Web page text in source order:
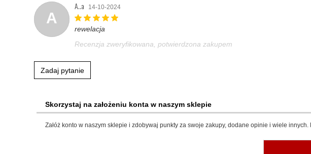
A
A..a 14-10-2024
rewelacja
Recenzja zweryfikowana, potwierdzona zakupem
Zadaj pytanie
Skorzystaj na założeniu konta w naszym sklepie
Załóż konto w naszym sklepie i zdobywaj punkty za swoje zakupy, dodane opinie i wiele